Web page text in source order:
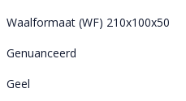
Waalformaat (WF) 210x100x50
Genuanceerd
Geel